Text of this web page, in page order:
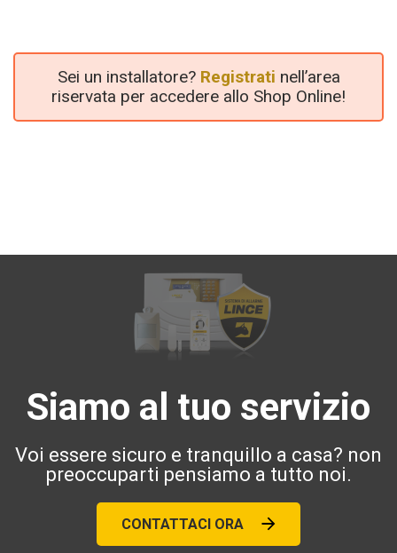
Sei un installatore? Registrati nell’area
riservata per accedere allo Shop Online!
Siamo al tuo servizio
Voi essere sicuro e tranquillo a casa? non
preoccuparti pensiamo a tutto noi.
CONTATTACI ORA